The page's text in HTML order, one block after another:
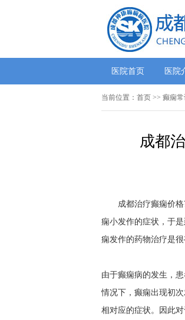
医院首页 医院
当前位置： 首页 >> 癫痫常
成都
成都治疗癫痫价格?
痫小发作的症状，于
痫发作的药物治疗是
由于癫痫病的发生，
情况下，癫痫出现初
相对应的症状。因此